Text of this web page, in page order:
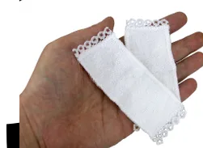
Ersättning om du inte får din